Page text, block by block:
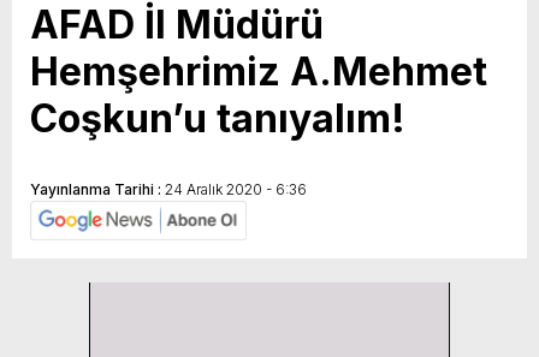
AFAD İl Müdürü
Hemşehrimiz A.Mehmet
Coşkun’u tanıyalım!
Yayınlanma Tarihi : 24 Aralık 2020 - 6:36